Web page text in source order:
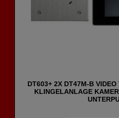
DT603+ 2X DT47M-B
KLINGELANLAGE